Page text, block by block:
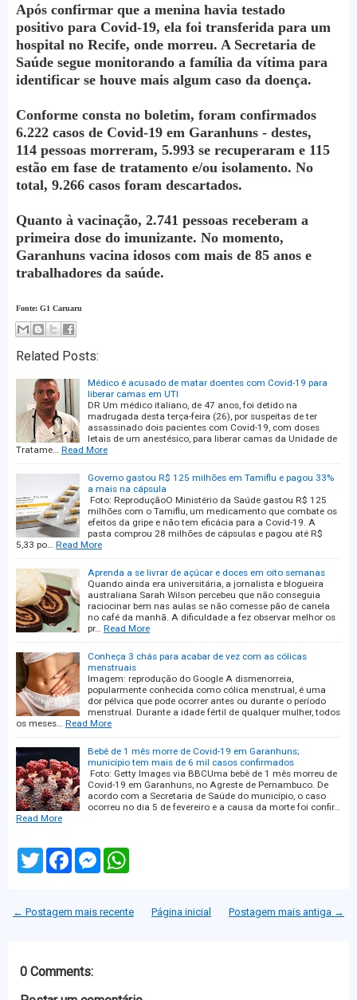
Após confirmar que a menina havia testado
positivo para Covid-19, ela foi transferida para um
hospital no Recife, onde morreu. A Secretaria de
Saúde segue monitorando a família da vítima para
identificar se houve mais algum caso da doença.
Conforme consta no boletim, foram confirmados
6.222 casos de Covid-19 em Garanhuns - destes,
114 pessoas morreram, 5.993 se recuperaram e 115
estão em fase de tratamento e/ou isolamento. No
total, 9.266 casos foram descartados.
Quanto à vacinação, 2.741 pessoas receberam a
primeira dose do imunizante. No momento,
Garanhuns vacina idosos com mais de 85 anos e
trabalhadores da saúde.
Fonte: G1 Caruaru
Related Posts:
Médico é acusado de matar doentes com Covid-19 para
liberar camas em UTI
DR Um médico italiano, de 47 anos, foi detido na
madrugada desta terça-feira (26), por suspeitas de ter
assassinado dois pacientes com Covid-19, com doses
letais de um anestésico, para liberar camas da Unidade de
Tratame… Read More
Governo gastou R$ 125 milhões em Tamiflu e pagou 33%
a mais na cápsula
Foto: ReproduçãoO Ministério da Saúde gastou R$ 125
milhões com o Tamiflu, um medicamento que combate os
efeitos da gripe e não tem eficácia para a Covid-19. A
pasta comprou 28 milhões de cápsulas e pagou até R$
5,33 po… Read More
Aprenda a se livrar de açúcar e doces em oito semanas
Quando ainda era universitária, a jornalista e blogueira
australiana Sarah Wilson percebeu que não conseguia
raciocinar bem nas aulas se não comesse pão de canela
no café da manhã. A dificuldade a fez observar melhor os
pr… Read More
Conheça 3 chás para acabar de vez com as cólicas
menstruais
Imagem: reprodução do Google A dismenorreia,
popularmente conhecida como cólica menstrual, é uma
dor pélvica que pode ocorrer antes ou durante o período
menstrual. Durante a idade fértil de qualquer mulher, todos
os meses… Read More
Bebê de 1 mês morre de Covid-19 em Garanhuns;
município tem mais de 6 mil casos confirmados
Foto: Getty Images via BBCUma bebê de 1 mês morreu de
Covid-19 em Garanhuns, no Agreste de Pernambuco. De
acordo com a Secretaria de Saúde do município, o caso
ocorreu no dia 5 de fevereiro e a causa da morte foi confir…
Read More
T
w
e
F
o
M
n
A
← Postagem mais recente Postagem mais antiga →
Página inicial
0 Comments: